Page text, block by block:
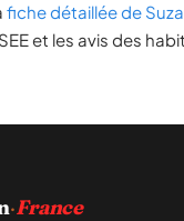
fiche détaillée de
et les avis des
·France